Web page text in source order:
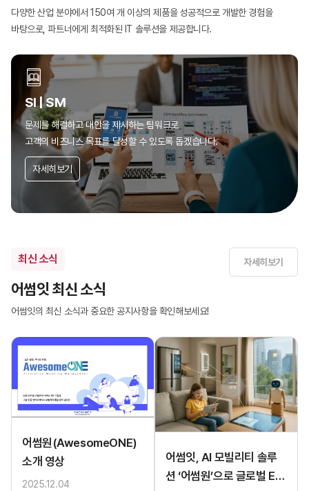
다양한 산업 분야에서 150여 개 이상의 제품을 성공적으로 개발한 경험을
바탕으로,파트너에게 최적화된 IT 솔루션을 제공합니다.
SI | SM
문제를 해결하고 대안을 제시하는 팀워크로
고객의 비즈니스 목표를 달성할 수 있도록 돕겠습니다.
자세히보기
최신 소식
어썸잇 최신 소식
어썸잇의 최신 소식과 중요한 공지사항을 확인해보세요!
어썸원(AwesomeONE)
소개 영상
2025.12.04
어썸잇, AI 모빌리티 솔루
션 ‘어썸원’으로 글로벌 EM
자세히보기